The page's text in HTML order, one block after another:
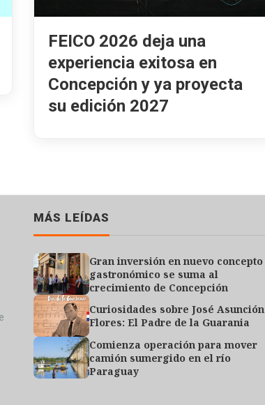
FEICO 2026 deja una
experiencia exitosa en
Concepción y ya proyecta
su edición 2027
MÁS LEÍDAS
Gran inversión en nuevo concepto
gastronómico se suma al
crecimiento de Concepción
Curiosidades sobre José Asunción
Flores: El Padre de la Guarania
Comienza operación para mover
camión sumergido en el río
Paraguay